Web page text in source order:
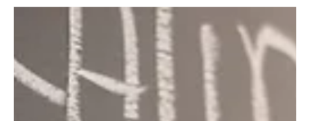
ד"ר מוריה לוי
21 ביולי 2023
טרנספורמציה דיגיטלית: הבטחה או אכזבה?
האין זה נכון שלעתים קרובות אנו נסחפים אחר מילות באזז טכנולוגיות שמבטיחות